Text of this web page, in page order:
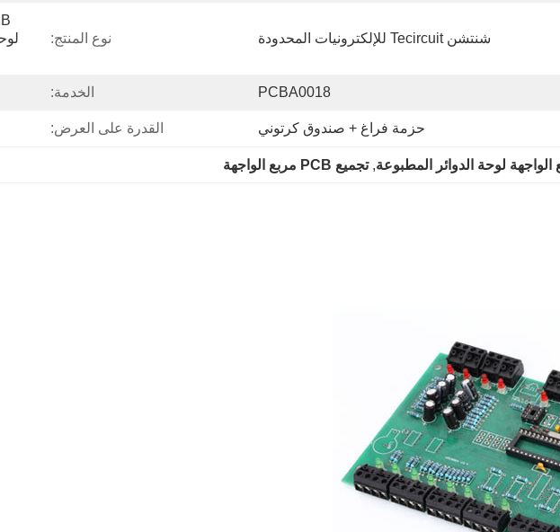
شنتشن Tecircuit للإلكترونيات المحدودة نوع المنتج:
PCBA0018 الخدمة:
حزمة فراغ + صندوق كرتوني القدرة على العرض:
الواجهة لوحة الدوائر المطبوعة, تجميع PCB مربع الواجهة